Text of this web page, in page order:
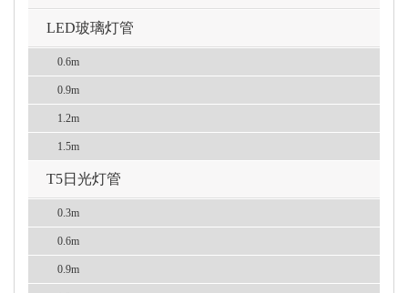
LED玻璃灯管
0.6m
0.9m
1.2m
1.5m
T5日光灯管
0.3m
0.6m
0.9m